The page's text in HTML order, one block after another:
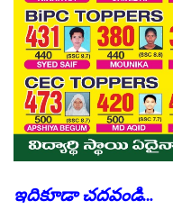
ఇదికూడా చదవండి…